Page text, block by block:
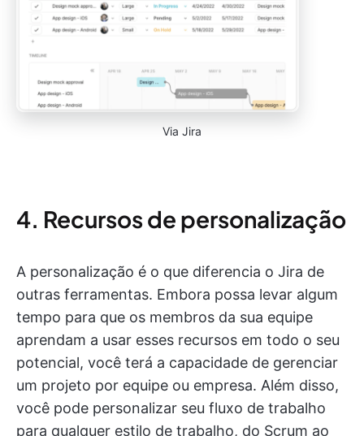
Via Jira
4. Recursos de personalização
A personalização é o que diferencia o Jira de
outras ferramentas. Embora possa levar algum
tempo para que os membros da sua equipe
aprendam a usar esses recursos em todo o seu
potencial, você terá a capacidade de gerenciar
um projeto por equipe ou empresa. Além disso,
você pode personalizar seu fluxo de trabalho
para qualquer estilo de trabalho, do Scrum ao